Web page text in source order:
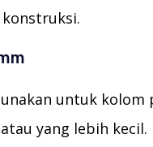
untuk kolom
atau yang lebih